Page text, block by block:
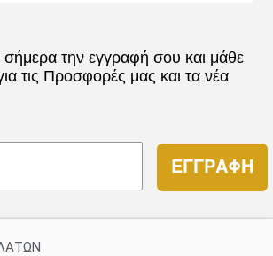
την εγγραφή σου και μάθε
τις Προσφορές μας και τα νέα
ΕΓΓΡΑΦΗ